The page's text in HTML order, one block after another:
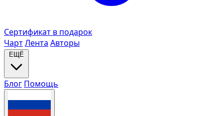
Сертификат в подарок
ЧартЛента Авторы
ЕЩЁ
Блог Помощь